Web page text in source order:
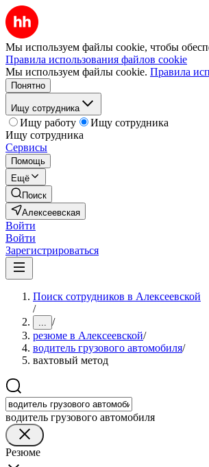
Мы используем файлы cookie, чтобы
Правила использования файлов cookie
Мы используем файлы cookie. Правила
Понятно
Ищу сотрудника
Ищу работу
Ищу сотрудника
Ищу сотрудника
Сервисы
Помощь
Ещё
Поиск
Алексеевская
Войти
Войти
Зарегистрироваться
Поиск сотрудников в Алексеевской
/
... /
резюме в Алексеевской/
водитель грузового автомобиля/
вахтовый метод
водитель грузового автомобиля
Резюме